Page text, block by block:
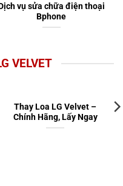
vụ sửa chữa điện thoại
Bphone
VELVET
Thay Loa LG Velvet –
Chính Hãng, Lấy Ngay